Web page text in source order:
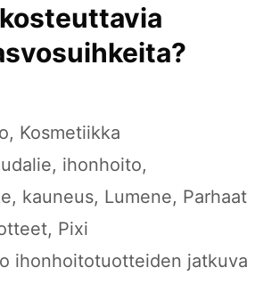
kosteuttavia
, Kosmetiikka
, ihonhoito,
, kauneus, Lumene, Parhaat
, Pixi
ihonhoitotuotteiden jatkuva